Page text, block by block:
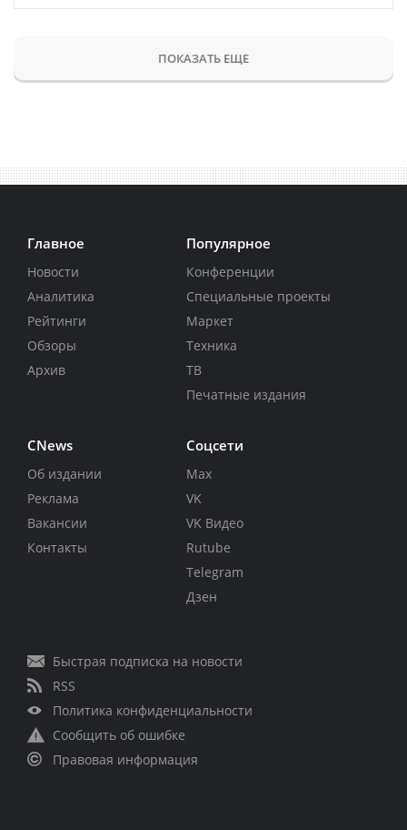
ПОКАЗАТЬ ЕЩЕ
Главное
Новости
Аналитика
Рейтинги
Обзоры
Архив
Популярное
Конференции
Специальные проекты
Маркет
Техника
ТВ
Печатные издания
CNews
Об издании
Реклама
Вакансии
Контакты
Соцсети
Max
VK
VK Видео
Rutube
Telegram
Дзен
Быстрая подписка на новости
RSS
Политика конфиденциальности
Сообщить об ошибке
Правовая информация